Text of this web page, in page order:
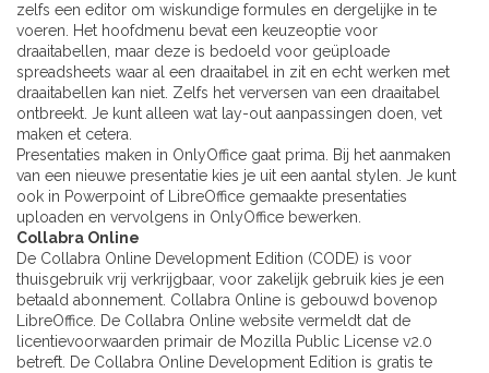
zelfs een editor om wiskundige formules en dergelijke in te
voeren. Het hoofdmenu bevat een keuzeoptie voor
draaitabellen, maar deze is bedoeld voor geüploade
spreadsheets waar al een draaitabel in zit en echt werken met
draaitabellen kan niet. Zelfs het verversen van een draaitabel
ontbreekt. Je kunt alleen wat lay-out aanpassingen doen, vet
maken et cetera.
Presentaties maken in OnlyOffice gaat prima. Bij het aanmaken
van een nieuwe presentatie kies je uit een aantal stylen. Je kunt
ook in Powerpoint of LibreOffice gemaakte presentaties
uploaden en vervolgens in OnlyOffice bewerken.
Collabra Online
De Collabra Online Development Edition (CODE) is voor
thuisgebruik vrij verkrijgbaar, voor zakelijk gebruik kies je een
betaald abonnement. Collabra Online is gebouwd bovenop
LibreOffice. De Collabra Online website vermeldt dat de
licentievoorwaarden primair de Mozilla Public License v2.0
betreft. De Collabra Online Development Edition is gratis te